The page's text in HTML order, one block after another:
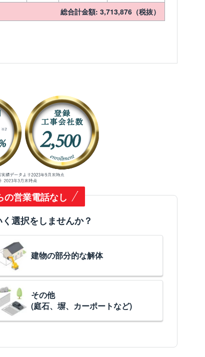
総合計金額: 3,713,876（税抜）
の営業電話なし
選択をしませんか？
建物の部分的な解体
その他
(庭石、塀、カーポートなど)